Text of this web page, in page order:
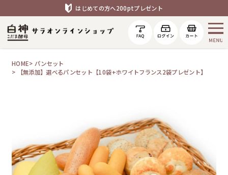
はじめての方へ200ptプレゼント
HOME
パンセット
【無添加】選べるパンセット【10袋+ホワイトフランス2袋プレゼント】